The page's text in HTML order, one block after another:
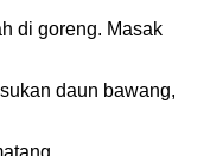
di goreng. Masak
daun bawang,